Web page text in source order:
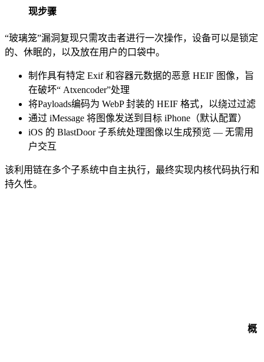
现步骤
“玻璃笼”漏洞复现只需攻击者进行一次操作，设备可以是锁定
的、休眠的，以及放在用户的口袋中。
制作具有特定 Exif 和容器元数据的恶意 HEIF 图像，旨
在破坏“ Atxencoder”处理
将Payloads编码为 WebP 封装的 HEIF 格式，以绕过过滤
通过 iMessage 将图像发送到目标 iPhone（默认配置）
iOS 的 BlastDoor 子系统处理图像以生成预览 — 无需用
户交互
该利用链在多个子系统中自主执行，最终实现内核代码执行和
持久性。
概